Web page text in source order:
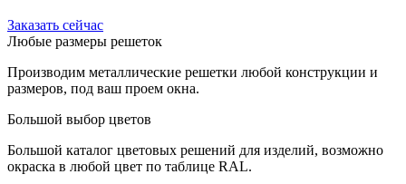
Заказать сейчас
Любые размеры решеток
Производим металлические решетки любой конструкции и
размеров, под ваш проем окна.
Большой выбор цветов
Большой каталог цветовых решений для изделий, возможно
окраска в любой цвет по таблице RAL.